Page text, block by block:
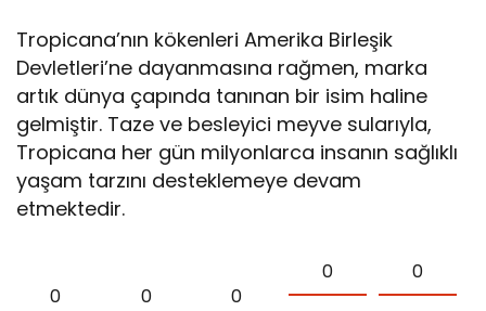
Tropicana’nın kökenleri Amerika Birleşik
Devletleri’ne dayanmasına rağmen, marka
artık dünya çapında tanınan bir isim haline
gelmiştir. Taze ve besleyici meyve sularıyla,
Tropicana her gün milyonlarca insanın sağlıklı
yaşam tarzını desteklemeye devam
etmektedir.
0 0 0
0 0